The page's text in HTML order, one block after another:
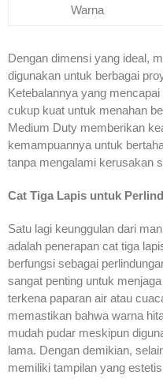
Warna
Dengan dimensi yang ideal,
digunakan untuk berbagai
Ketebalannya yang
cukup kuat untuk menahan
Medium Duty memberikan
kemampuannya untuk
tanpa mengalami kerusakan
Cat Tiga Lapis untuk
Satu lagi keunggulan dari
adalah penerapan cat tiga
berfungsi sebagai
sangat penting untuk
terkena paparan air atau
memastikan bahwa warna
mudah pudar meskipun
lama. Dengan demikian,
memiliki tampilan yang